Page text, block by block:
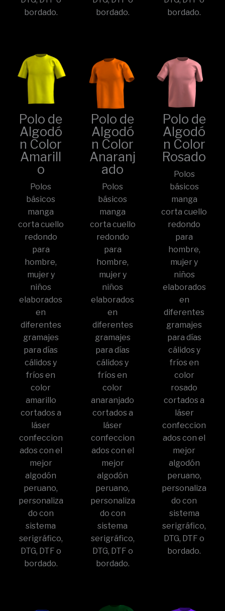
bordado.
bordado.
bordado.
Polo de
Algodó
n Color
Amarill
o
Polos
básicos
manga
corta cuello
redondo
para
hombre,
mujer y
niños
elaborados
en
diferentes
gramajes
para días
cálidos y
fríos en
color
amarillo
cortados a
láser
confeccion
ados con el
mejor
algodón
peruano,
personaliza
do con
sistema
serigráfico,
DTG, DTF o
bordado.
Polo de
Algodó
n Color
Anaranj
ado
Polos
básicos
manga
corta cuello
redondo
para
hombre,
mujer y
niños
elaborados
en
diferentes
gramajes
para días
cálidos y
fríos en
color
anaranjado
cortados a
láser
confeccion
ados con el
mejor
algodón
peruano,
personaliza
do con
sistema
serigráfico,
DTG, DTF o
bordado.
Polo de
Algodó
n Color
Rosado
Polos
básicos
manga
corta cuello
redondo
para
hombre,
mujer y
niños
elaborados
en
diferentes
gramajes
para días
cálidos y
fríos en
color
rosado
cortados a
láser
confeccion
ados con el
mejor
algodón
peruano,
personaliza
do con
sistema
serigráfico,
DTG, DTF o
bordado.